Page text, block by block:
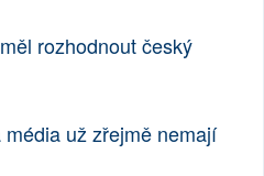
rozhodnout český
už zřejmě nemají